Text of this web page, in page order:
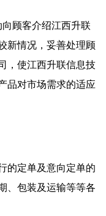
顾客介绍江西升联
新情况，妥善处理顾
，使江西升联信息技
品对市场需求的适应
的定单及意向定单的
、包装及运输等等各